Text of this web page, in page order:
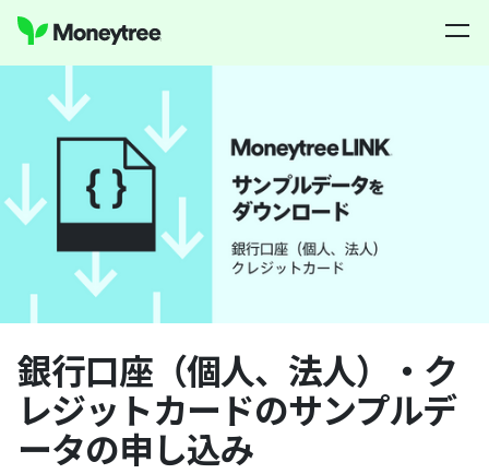
銀行口座（個人、法人）・ク
レジットカードのサンプルデ
ータの申し込み